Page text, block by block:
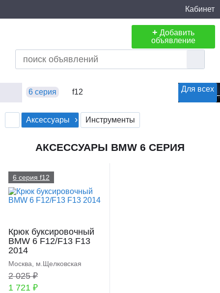
Кабинет
+ Добавить
объявление
Для всех
6 серия f12
Аксессуары Инструменты
АКСЕССУАРЫ BMW 6 СЕРИЯ
6 серия f12
Крюк буксировочный
BMW 6 F12/F13 F13
2014
Москва, м.Щелковская
2 025 ₽
1 721 ₽